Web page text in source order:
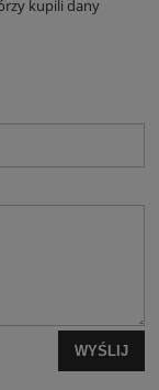
kupili dany
WYŚLIJ